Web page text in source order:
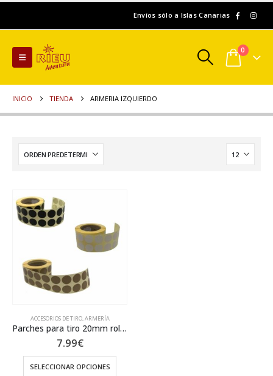
Envíos sólo a Islas Canarias
0
INICIO TIENDA ARMERIA IZQUIERDO
ACCESORIOS DE TIRO,ARMERÍA
Parches para tiro 20mm rollo 2000unidades
7.99€
SELECCIONAR OPCIONES